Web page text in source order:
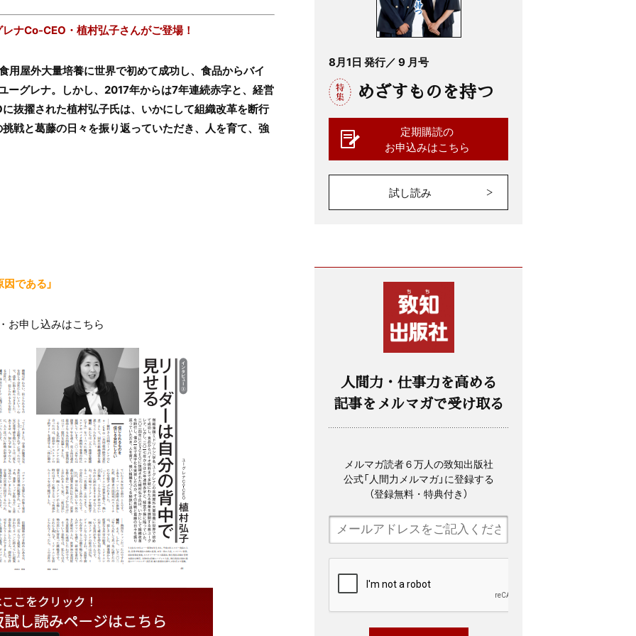
ナCo-CEO・植村弘子さんがご登場！
用屋外大量培養に世界で初めて成功し、食品からバイ
ーグレナ。しかし、2017年からは7年連続赤字と、経営
抜擢された植村弘子氏は、いかにして組織改革を断行
戦と葛藤の日々を振り返っていただき、人を育て、強
である」
お申し込みはこちら
8月1日 発行／ 9 月号
めざすものを持つ
定期購読の
お申込みはこちら
試し読み
人間力・仕事力を高める
記事をメルマガで受け取る
メルマガ読者６万人の致知出版社
公式「人間力メルマガ」に登録する
（登録無料・特典付き）